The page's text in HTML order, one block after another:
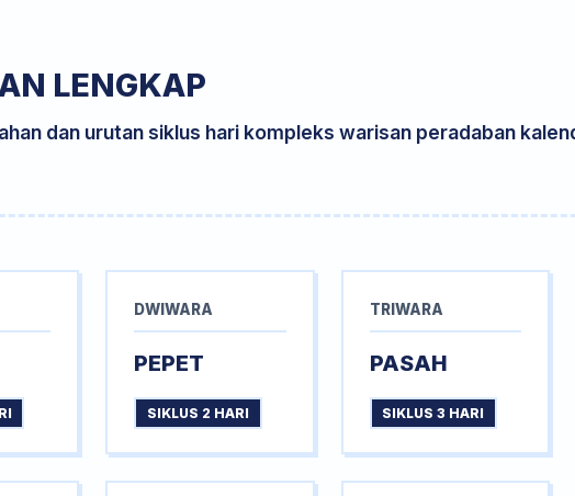
LENGKAP
dan urutan siklus hari kompleks warisan peradaban
DWIWARA
PEPET
SIKLUS 2 HARI
TRIWARA
PASAH
SIKLUS 3 HARI